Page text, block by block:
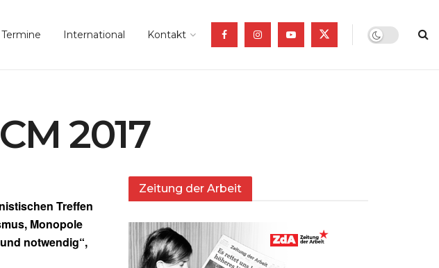
Termine International Kontakt
2017
Treffen
Monopole
notwendig“,
Zeitung der Arbeit